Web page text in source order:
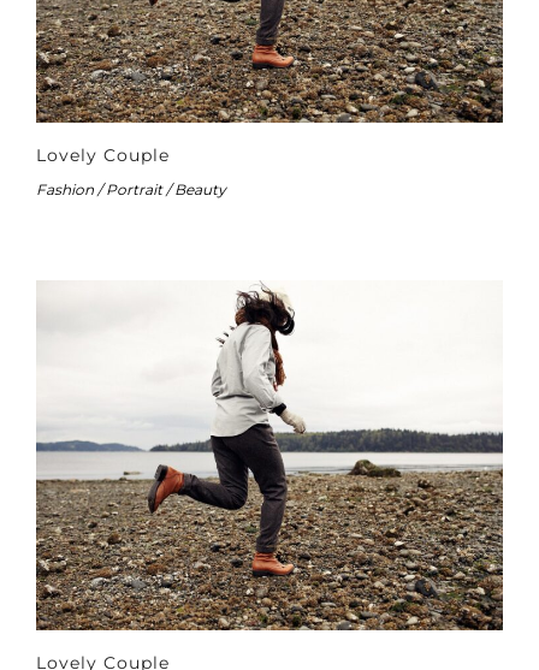
Lovely Couple
Fashion / Portrait / Beauty
Lovely Couple